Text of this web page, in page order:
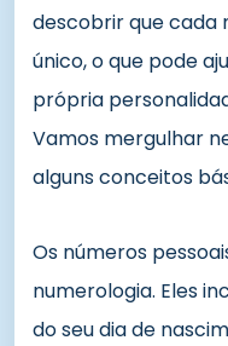
descobrir que cada
único, o que pode
própria
Vamos mergulhar
alguns conceitos
Os números
numerologia. Eles
do seu dia de